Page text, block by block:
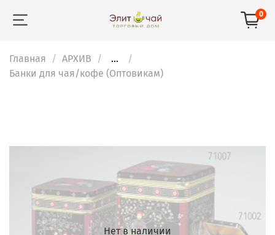
0
Главная АРХИВ
...
Банки для чая/кофе (Оптовикам)
Нет в наличии